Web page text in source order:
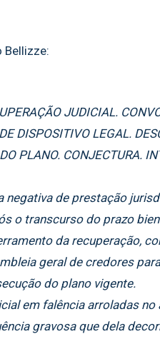
Bellizze:
JUDICIAL.
DISPOSITIVO LEGAL.
PLANO. CONJECTURA.
de prestação
o transcurso do prazo
da recuperação,
geral de credores
do plano vigente.
em falência arroladas no
gravosa que dela